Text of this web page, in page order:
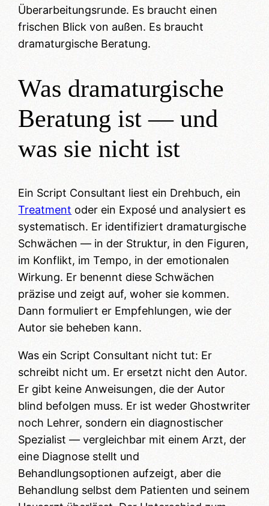
Überarbeitungsrunde. Es braucht einen
frischen Blick von außen. Es braucht
dramaturgische Beratung.
Was dramaturgische
Beratung ist — und
was sie nicht ist
Ein Script Consultant liest ein Drehbuch, ein
Treatment oder ein Exposé und analysiert es
systematisch. Er identifiziert dramaturgische
Schwächen — in der Struktur, in den Figuren,
im Konflikt, im Tempo, in der emotionalen
Wirkung. Er benennt diese Schwächen
präzise und zeigt auf, woher sie kommen.
Dann formuliert er Empfehlungen, wie der
Autor sie beheben kann.
Was ein Script Consultant nicht tut: Er
schreibt nicht um. Er ersetzt nicht den Autor.
Er gibt keine Anweisungen, die der Autor
blind befolgen muss. Er ist weder Ghostwriter
noch Lehrer, sondern ein diagnostischer
Spezialist — vergleichbar mit einem Arzt, der
eine Diagnose stellt und
Behandlungsoptionen aufzeigt, aber die
Behandlung selbst dem Patienten und seinem